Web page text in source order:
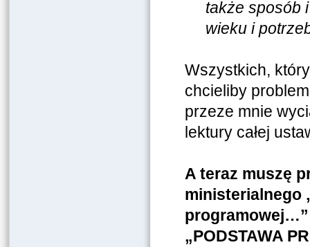
także sposób
wieku i
Wszystkich,
chcieliby
przeze mnie
lektury całej
A teraz muszę
ministerialnego
programowej…”
„PODSTAWA